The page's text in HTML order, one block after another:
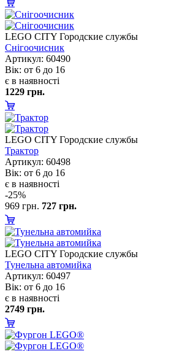
LEGO CITY Городские службы
Снігоочисник
Артикул: 60490
ік: от 6 до 16
є в наявності
1229 грн.
LEGO CITY Городские службы
Трактор
Артикул: 60498
ік: от 6 до 16
є в наявності
-25%
969 грн. 727 грн.
LEGO CITY Городские службы
Тунельна автомийка
Артикул: 60497
ік: от 6 до 16
є в наявності
2749 грн.